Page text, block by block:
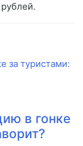
в гонке